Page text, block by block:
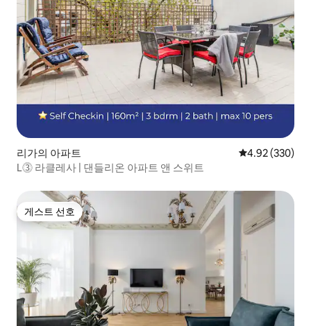
리가의 아파트 평점 4.92점(5
4.92 (330)
L⓷ 라클레사 | 댄들리온 아파트 앤 스위트
게스트 선호
게스트 선호